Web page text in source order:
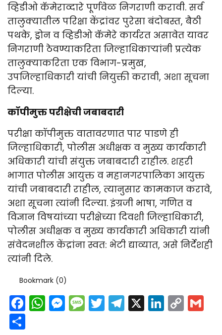
व्हिडीओ कॅमेराव्दारे पूर्णवेळ निगराणी करावी. सर्व
तालुक्यातील परिक्षा केंद्रांवर पुरेसा बंदोबस्त, बैठी
पथके, ड्रोन व व्हिडीओ कॅमेरे कार्यरत असावेत यावर
निगराणी ठेवण्याकरिता जिल्हाधिकाऱ्यांनी प्रत्येक
तालुक्याकरिता एक विभाग-प्रमुख,
उपजिल्हाधिकारी यांची नियुक्ती करावी, अशा सूचना
दिल्या.
कॉपीमुक्त परीक्षेची जबाबदारी
परीक्षा कॉपीमुक्त वातावरणात पार पाडणे ही
जिल्हाधिकारी, पोलीस अधीक्षक व मुख्य कार्यकारी
अधिकारी यांची संयुक्त जबाबदारी राहील. शहरी
भागात पोलीस आयुक्त व महानगरपालिका आयुक्त
यांची जबाबदारी राहील, त्यानुसार कामकाज करावे,
अशा सूचना त्यांनी दिल्या. इंग्रजी भाषा, गणित व
विज्ञान विषयांच्या परीक्षेच्या दिवशी जिल्हाधिकारी,
पोलीस अधीक्षक व मुख्य कार्यकारी अधिकारी यांनी
संवेदनशील केंद्रांना स्वत: भेटी द्याव्यात, असे निर्देशही
त्यांनी दिले.
Bookmark (0)
Facebook
WhatsApp
Messenger
Message
Twitter
Telegram
X
Link